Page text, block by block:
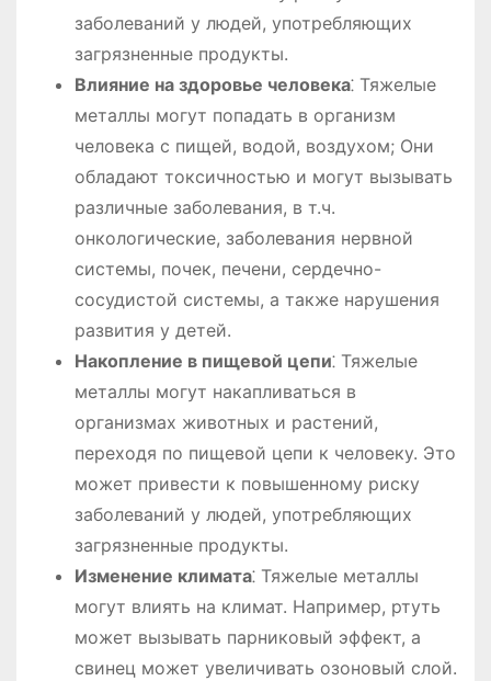
заболеваний у людей, употребляющих
загрязненные продукты.
Влияние на здоровье человека⁚ Тяжелые
металлы могут попадать в организм
человека с пищей, водой, воздухом; Они
обладают токсичностью и могут вызывать
различные заболевания, в т.ч.
онкологические, заболевания нервной
системы, почек, печени, сердечно-
сосудистой системы, а также нарушения
развития у детей.
Накопление в пищевой цепи⁚ Тяжелые
металлы могут накапливаться в
организмах животных и растений,
переходя по пищевой цепи к человеку. Это
может привести к повышенному риску
заболеваний у людей, употребляющих
загрязненные продукты.
Изменение климата⁚ Тяжелые металлы
могут влиять на климат. Например, ртуть
может вызывать парниковый эффект, а
свинец может увеличивать озоновый слой.